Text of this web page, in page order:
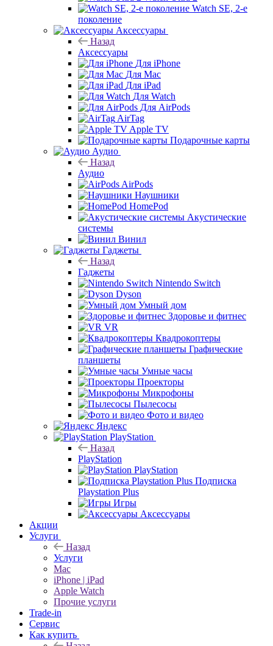
Watch SE, 2-е
поколение
Аксессуары
Назад
Аксессуары
Для iPhone
Для Mac
Для iPad
Для Watch
Для AirPods
AirTag
Apple TV
Подарочные карты
Аудио
Назад
Аудио
AirPods
Наушники
HomePod
Акустические
системы
Винил
Гаджеты
Назад
Гаджеты
Nintendo Switch
Dyson
Умный дом
Здоровье и фитнес
VR
Квадрокоптеры
Графические
планшеты
Умные часы
Проекторы
Микрофоны
Пылесосы
Фото и видео
Яндекс
PlayStation
Назад
PlayStation
PlayStation
Подписка
Playstation Plus
Игры
Аксессуары
Акции
Услуги
Назад
Услуги
Mac
iPhone | iPad
Apple Watch
Прочие услуги
Trade-in
Сервис
Как купить